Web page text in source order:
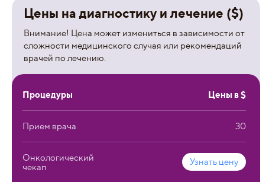
Цены на диагностику и лечение ($)
Внимание! Цена может измениться в зависимости от
сложности медицинского случая или рекомендаций
врачей по лечению.
Процедуры Цены в $
Прием врача 30
Онкологический
чекап
Узнать цену